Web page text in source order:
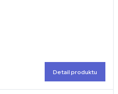
Detail produktu